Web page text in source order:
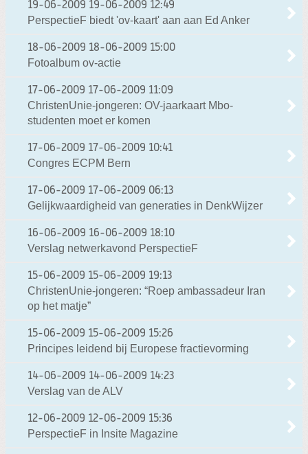
19-06-2009 19-06-2009 12:49
PerspectieF biedt 'ov-kaart' aan aan Ed Anker
18-06-2009 18-06-2009 15:00
Fotoalbum ov-actie
17-06-2009 17-06-2009 11:09
ChristenUnie-jongeren: OV-jaarkaart Mbo-
studenten moet er komen
17-06-2009 17-06-2009 10:41
Congres ECPM Bern
17-06-2009 17-06-2009 06:13
Gelijkwaardigheid van generaties in DenkWijzer
16-06-2009 16-06-2009 18:10
Verslag netwerkavond PerspectieF
15-06-2009 15-06-2009 19:13
ChristenUnie-jongeren: “Roep ambassadeur Iran
op het matje”
15-06-2009 15-06-2009 15:26
Principes leidend bij Europese fractievorming
14-06-2009 14-06-2009 14:23
Verslag van de ALV
12-06-2009 12-06-2009 15:36
PerspectieF in Insite Magazine